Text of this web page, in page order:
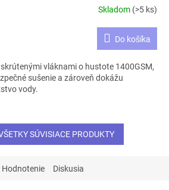
Skladom (>5 ks)
Do košíka
vláknami o hustote 1400GSM,
sušenie a zároveň dokážu
vody.
SÚVISIACE PRODUKTY
Hodnotenie Diskusia